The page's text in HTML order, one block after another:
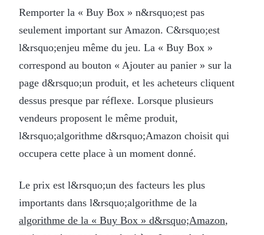
Remporter la « Buy Box » n&rsquo;est pas
seulement important sur Amazon. C&rsquo;est
l&rsquo;enjeu même du jeu. La « Buy Box »
correspond au bouton « Ajouter au panier » sur la
page d&rsquo;un produit, et les acheteurs cliquent
dessus presque par réflexe. Lorsque plusieurs
vendeurs proposent le même produit,
l&rsquo;algorithme d&rsquo;Amazon choisit qui
occupera cette place à un moment donné.
Le prix est l&rsquo;un des facteurs les plus
importants dans l&rsquo;algorithme de la
algorithme de la « Buy Box » d&rsquo;Amazon,